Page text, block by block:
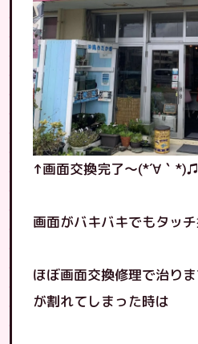
↑画面交換完了〜(*´∀｀
画面がバキバキでもタッ
ほぼ画面交換修理で治り
が割れてしまった時は